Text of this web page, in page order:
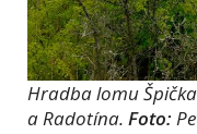
Hradba lomu
a Radotína. Foto: